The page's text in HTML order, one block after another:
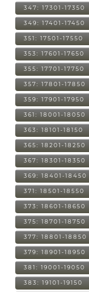
347: 17301-17350
349: 17401-17450
351: 17501-17550
353: 17601-17650
355: 17701-17750
357: 17801-17850
359: 17901-17950
361: 18001-18050
363: 18101-18150
365: 18201-18250
367: 18301-18350
369: 18401-18450
371: 18501-18550
373: 18601-18650
375: 18701-18750
377: 18801-18850
379: 18901-18950
381: 19001-19050
383: 19101-19150